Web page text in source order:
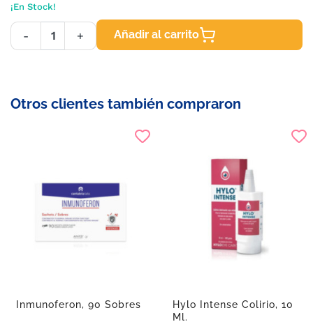
¡En Stock!
- + Añadir al carrito
Otros clientes también compraron
Inmunoferon, 90 Sobres
Hylo Intense Colirio, 10
Ml.